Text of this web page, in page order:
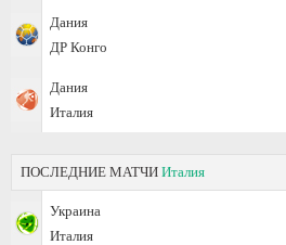
Дания
ДР Конго
Дания
Италия
ПОСЛЕДНИЕ МАТЧИ Италия
Украина
Италия